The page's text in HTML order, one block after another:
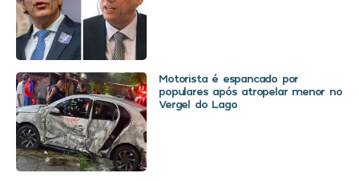
Motorista é espancado por
populares após atropelar menor no
Vergel do Lago